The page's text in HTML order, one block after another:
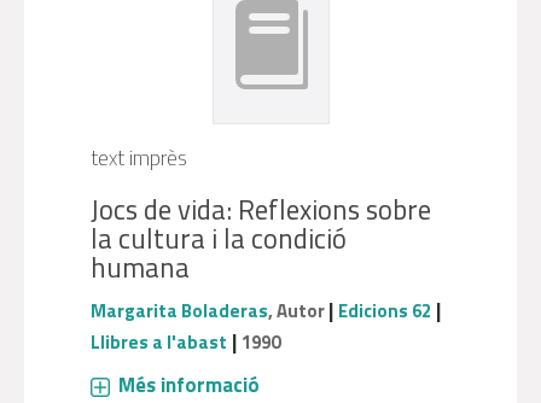
text imprès
Jocs de vida: Reflexions sobre
la cultura i la condició
humana
Margarita Boladeras, Autor| Edicions 62 |
Llibres a l'abast | 1990
Més informació